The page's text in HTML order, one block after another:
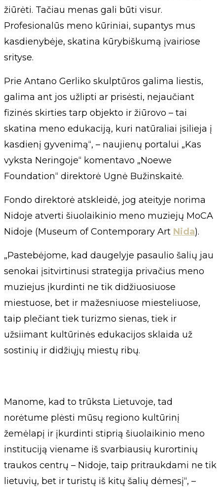
žiūrėti. Tačiau menas gali būti visur.
Profesionalūs meno kūriniai, supantys mus
kasdienybėje, skatina kūrybiškumą įvairiose
srityse.
Prie Antano Gerliko skulptūros galima liestis,
galima ant jos užlipti ar prisėsti, nejaučiant
fizinės skirties tarp objekto ir žiūrovo – tai
skatina meno edukaciją, kuri natūraliai įsilieja į
kasdienį gyvenimą“, – naujienų portalui „Kas
vyksta Neringoje“ komentavo „Noewe
Foundation“ direktorė Ugnė Bužinskaitė.
Fondo direktorė atskleidė, jog ateityje norima
Nidoje atverti šiuolaikinio meno muziejų MoCA
Nidoje (Museum of Contemporary Art Nida).
„Pastebėjome, kad daugelyje pasaulio šalių jau
senokai įsitvirtinusi strategija privačius meno
muziejus įkurdinti ne tik didžiuosiuose
miestuose, bet ir mažesniuose miesteliuose,
taip plečiant tiek turizmo sienas, tiek ir
užsiimant kultūrinės edukacijos sklaida už
sostinių ir didžiųjų miestų ribų.
Manome, kad to trūksta Lietuvoje, tad
norėtume plėsti mūsų regiono kultūrinį
žemėlapį ir įkurdinti stiprią šiuolaikinio meno
instituciją viename iš svarbiausių kurortinių
traukos centrų – Nidoje, taip pritraukdami ne tik
lietuvių, bet ir turistų iš kitų šalių dėmesį“, –